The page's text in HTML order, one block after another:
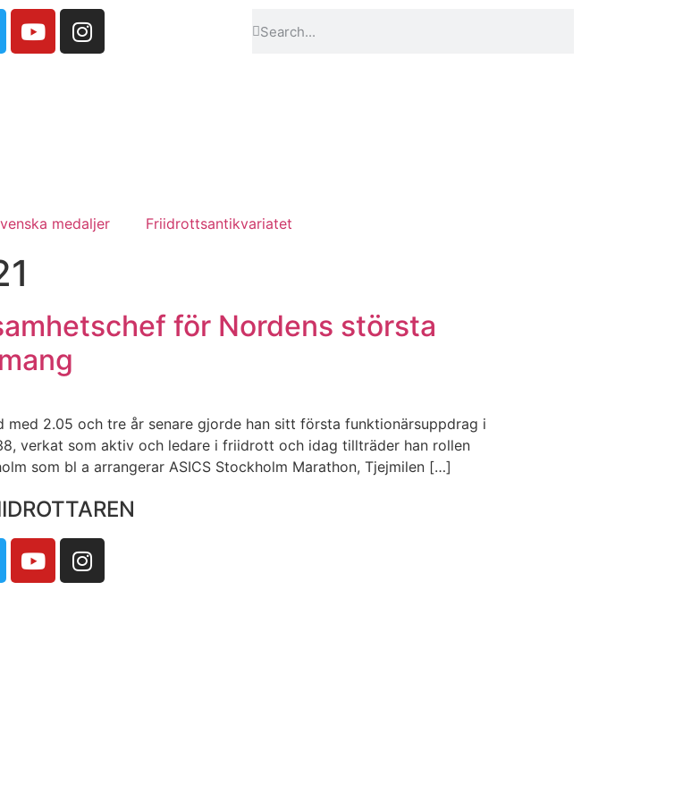
medaljer Friidrottsantikvariatet
för Nordens största
2.05 och tre år senare gjorde han sitt första funktionärsuppdrag i
verkat som aktiv och ledare i friidrott och idag tillträder han rollen
som bl a arrangerar ASICS Stockholm Marathon, Tjejmilen […]